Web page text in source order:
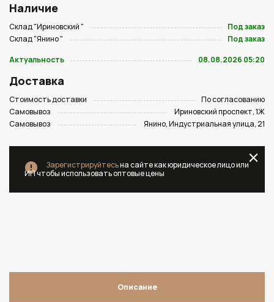
Наличие
Склад "Ириновский "
Под заказ
Склад "Янино "
Под заказ
Актуальность
08.08.2026 05:20
Доставка
Стоимость доставки
По согласованию
Самовывоз
Ириновский проспект, 1Ж
Самовывоз
Янино, Индустриальная улица, 21
Зарегистрируйтесьна сайте как юридическое лицо или
ИП чтобы использовать оптовые цены
Описание